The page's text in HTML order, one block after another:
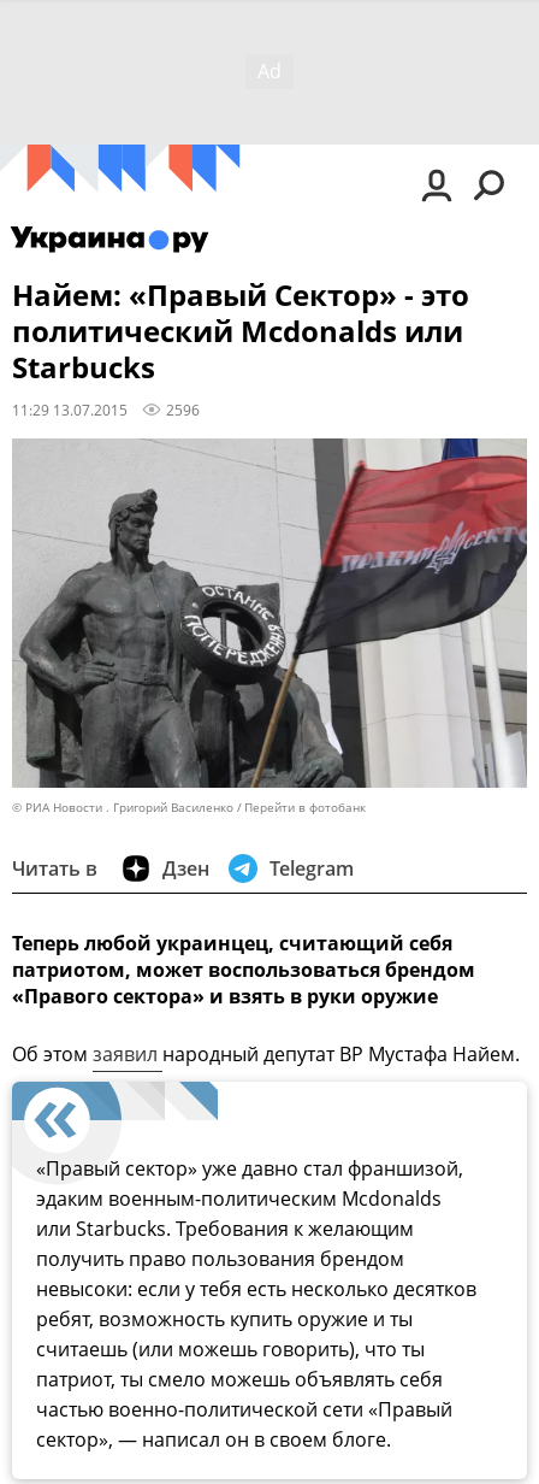
Найем: «Правый Сектор» - это
политический Mcdonalds или
Starbucks
11:29 13.07.2015 2596
© РИА Новости . Григорий Василенко Перейти в фотобанк
Читать в Дзен Telegram
Теперь любой украинцец, считающий себя
патриотом, может воспользоваться брендом
«Правого сектора» и взять в руки оружие
Об этом заявил народный депутат ВР Мустафа Найем.
«Правый сектор» уже давно стал франшизой,
эдаким военным-политическим Mcdonalds
или Starbucks. Требования к желающим
получить право пользования брендом
невысоки: если у тебя есть несколько десятков
ребят, возможность купить оружие и ты
считаешь (или можешь говорить), что ты
патриот, ты смело можешь объявлять себя
частью военно-политической сети «Правый
сектор», — написал он в своем блоге.